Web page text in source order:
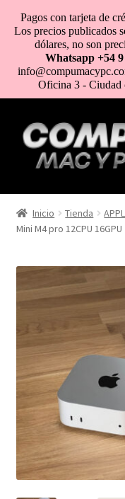
al
contenido
HOME
TIENDA
COMO COMPRAR
MI CUENTA
NOSOTROS
SERVICIOS
CONTACTO
Inicio Tienda
Mini M4 pro 12CPU
Pagos con tarjeta de
Los precios publicados
dólares, no son
Whatsapp +54 9
Oficina 3 - Ciudad